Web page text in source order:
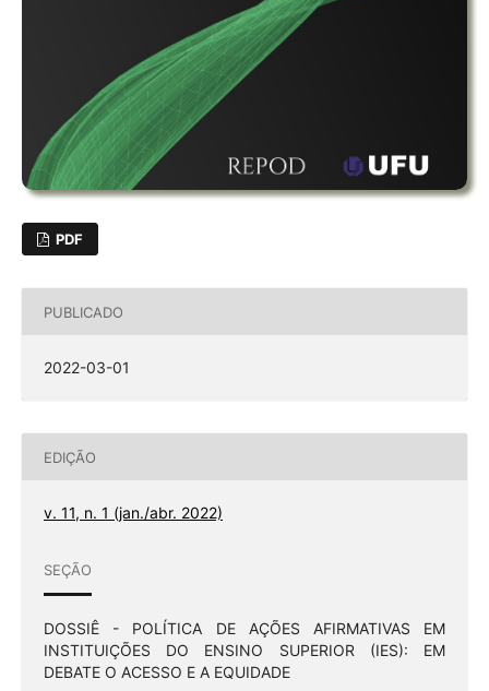
PDF
PUBLICADO
2022-03-01
EDIÇÃO
v. 11, n. 1 (jan./abr. 2022)
SEÇÃO
DOSSIÊ - POLÍTICA DE AÇÕES AFIRMATIVAS EM
INSTITUIÇÕES DO ENSINO SUPERIOR (IES): EM
DEBATE O ACESSO E A EQUIDADE